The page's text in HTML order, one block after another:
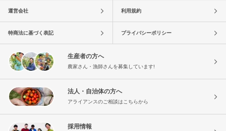
運営会社 利用規約
特商法に基づく表記 プライバシーポリシー
生産者の方へ
農家さん・漁師さんを募集しています!
法人・自治体の方へ
アライアンスのご相談はこちらから
採用情報